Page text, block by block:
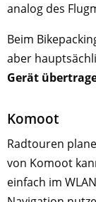
analog des
Beim
aber
Gerät
Komoot
Radtouren
von Komoot
einfach im